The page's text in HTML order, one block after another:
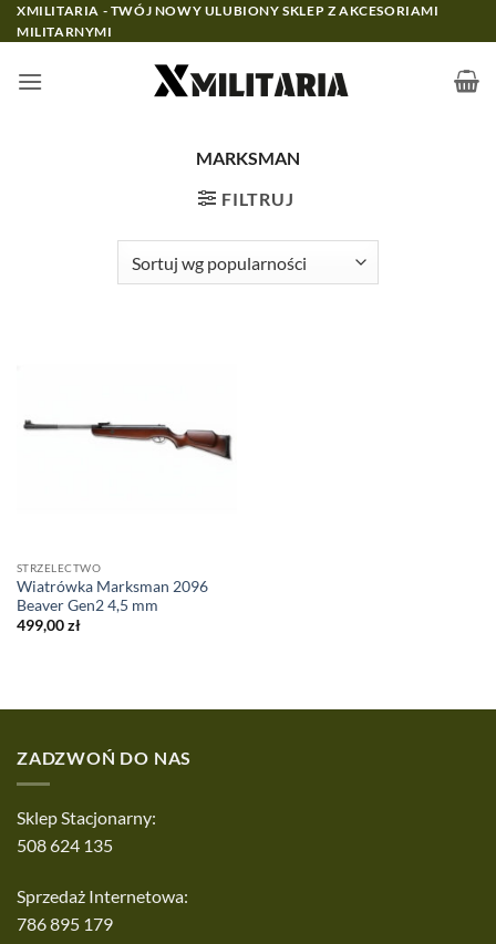
Przewiń
do
XMILITARIA - TWÓJ NOWY ULUBIONY SKLEP Z AKCESORIAMI
MILITARNYMI
MARKSMAN
FILTRUJ
STRZELECTWO
Wiatrówka Marksman 2096
Beaver Gen2 4,5 mm
499,00zł
ZADZWOŃ DO NAS
Sklep Stacjonarny:
508 624 135
Sprzedaż Internetowa:
786 895 179